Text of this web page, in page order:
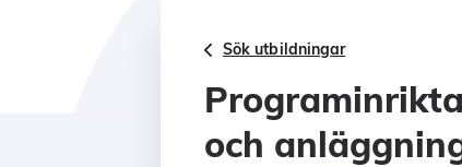
Sök utbildningar
och